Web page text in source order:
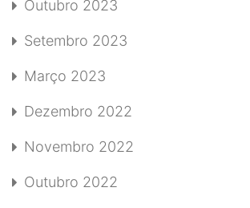
Outubro 2023
Setembro 2023
Março 2023
Dezembro 2022
Novembro 2022
Outubro 2022